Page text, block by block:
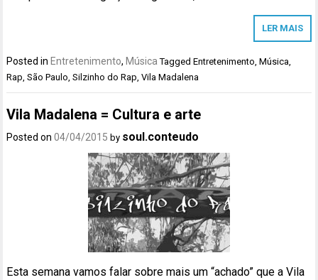
LER MAIS
Posted in Entretenimento, Música TaggedEntretenimento ,Música
Rap ,São Paulo ,Silzinho do Rap ,Vila Madalena
Vila Madalena = Cultura e arte
Posted on04/04/2015 by soul.conteudo
Esta semana vamos falar sobre mais um “achado” que a Vila